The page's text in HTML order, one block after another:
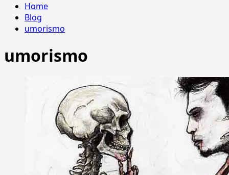
Home
Blog
umorismo
umorismo